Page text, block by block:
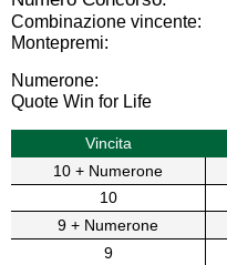
Combinazione vincente:
Montepremi:
Numerone:
Quote Win for Life
Vincita
10 + Numerone
10
9 + Numerone
9